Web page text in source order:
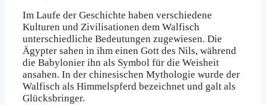
Im Laufe der Geschichte haben verschiedene
Kulturen und Zivilisationen dem Walfisch
unterschiedliche Bedeutungen zugewiesen. Die
Ägypter sahen in ihm einen Gott des Nils, während
die Babylonier ihn als Symbol für die Weisheit
ansahen. In der chinesischen Mythologie wurde der
Walfisch als Himmelspferd bezeichnet und galt als
Glücksbringer.